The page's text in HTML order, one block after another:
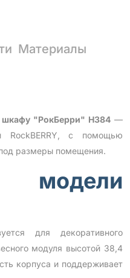
Материалы
шкафу "РокБерри" Н384—
RockBERRY, с помощью
размеры помещения.
модели
для декоративного
модуля высотой 38,4
корпуса и поддерживает